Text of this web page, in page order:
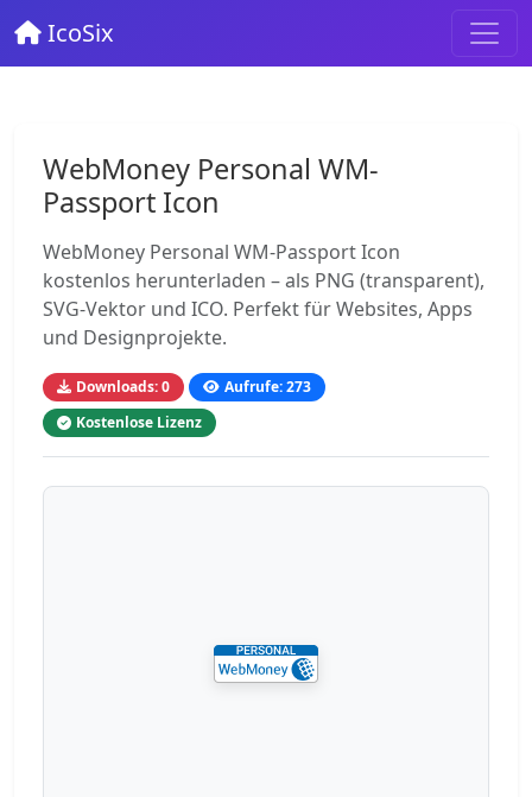
IcoSix
WebMoney Personal WM-
Passport Icon
WebMoney Personal WM-Passport Icon
kostenlos herunterladen – als PNG (transparent),
SVG-Vektor und ICO. Perfekt für Websites, Apps
und Designprojekte.
Downloads: 0
Aufrufe: 273
Kostenlose Lizenz